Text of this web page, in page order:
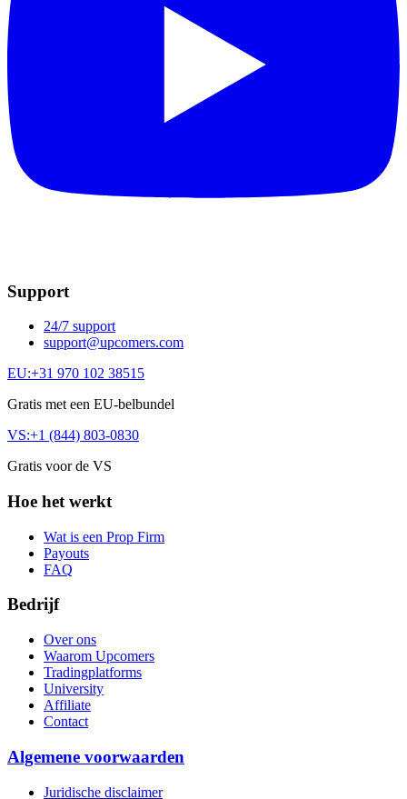
Support
24/7 support
support@upcomers.com
EU:+31 970 102 38515
Gratis met een EU-belbundel
VS:+1 (844) 803-0830
Gratis voor de VS
Hoe het werkt
Wat is een Prop Firm
Payouts
FAQ
Bedrijf
Over ons
Waarom Upcomers
Tradingplatforms
University
Affiliate
Contact
Algemene voorwaarden
Juridische disclaimer